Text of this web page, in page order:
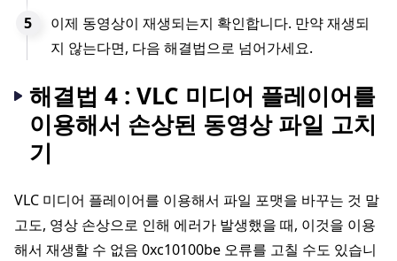
이제 동영상이 재생되는지 확인합니다. 만약 재생되
지 않는다면, 다음 해결법으로 넘어가세요.
해결법 4 : VLC 미디어 플레이어를
이용해서 손상된 동영상 파일 고치
기
VLC 미디어 플레이어를 이용해서 파일 포맷을 바꾸는 것 말
고도, 영상 손상으로 인해 에러가 발생했을 때, 이것을 이용
해서 재생할 수 없음 0xc10100be 오류를 고칠 수도 있습니